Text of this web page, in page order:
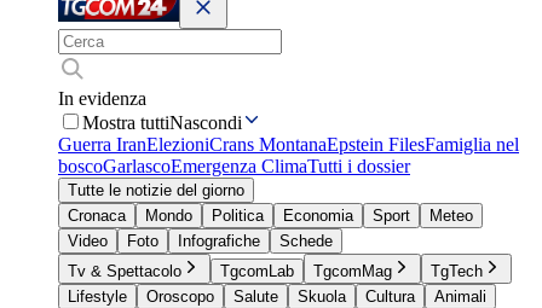
In evidenza
Mostra tuttiNascondi
Guerra IranElezioniCrans MontanaEpstein FilesFamiglia nel
boscoGarlascoEmergenza ClimaTutti i dossier
Tutte le notizie del giorno
Cronaca
Mondo Politica Economia Sport
Meteo
Video
Foto Infografiche
Schede
Tv & Spettacolo
TgcomLab TgcomMag
TgTech
Lifestyle
Oroscopo Salute Skuola Cultura
Animali